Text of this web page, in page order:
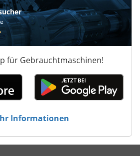
für Gebrauchtmaschinen!
Informationen